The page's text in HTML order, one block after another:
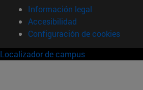
Información legal
Accesibilidad
Configuración de cookies
Localizador de campus